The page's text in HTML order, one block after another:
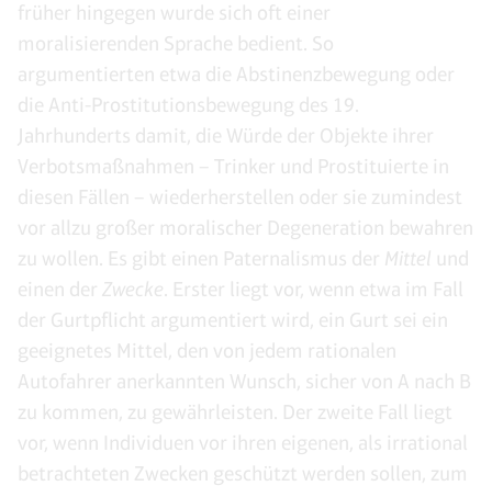
früher hingegen wurde sich oft einer
moralisierenden Sprache bedient. So
argumentierten etwa die Abstinenzbewegung oder
die Anti-Prostitutionsbewegung des 19.
Jahrhunderts damit, die Würde der Objekte ihrer
Verbotsmaßnahmen – Trinker und Prostituierte in
diesen Fällen – wiederherstellen oder sie zumindest
vor allzu großer moralischer Degeneration bewahren
zu wollen. Es gibt einen Paternalismus der Mittel und
einen der Zwecke . Erster liegt vor, wenn etwa im Fall
der Gurtpflicht argumentiert wird, ein Gurt sei ein
geeignetes Mittel, den von jedem rationalen
Autofahrer anerkannten Wunsch, sicher von A nach B
zu kommen, zu gewährleisten. Der zweite Fall liegt
vor, wenn Individuen vor ihren eigenen, als irrational
betrachteten Zwecken geschützt werden sollen, zum